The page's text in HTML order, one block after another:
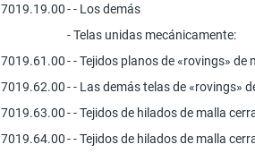
7019.19.00- - Los demás
- Telas unidas mecánicamente:
7019.61.00- - Tejidos planos de «rovings» de
7019.62.00- - Las demás telas de «rovings»
7019.63.00- - Tejidos de hilados de malla
7019.64.00- - Tejidos de hilados de malla